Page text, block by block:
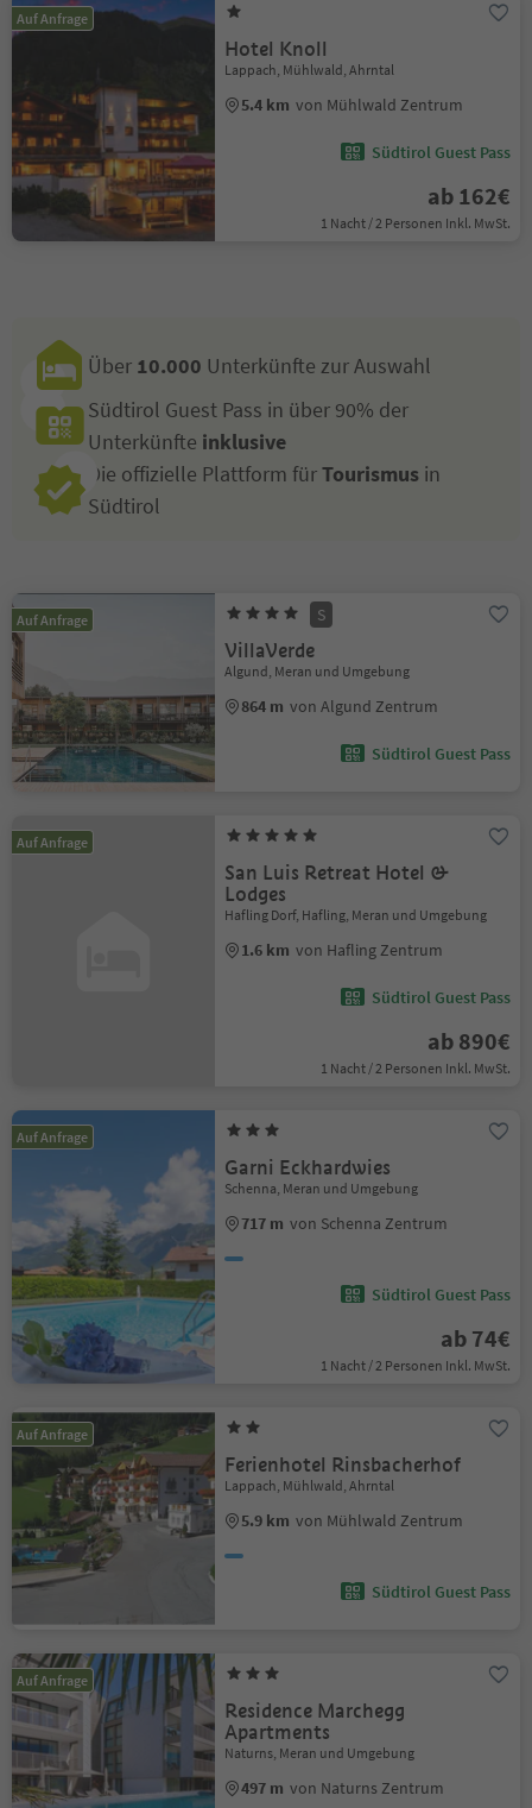
Auf Anfrage
Hotel Knoll
Lappach, Mühlwald, Ahrntal
5.4 km von Mühlwald Zentrum
Südtirol Guest Pass
ab 162€
1 Nacht / 2 Personen Inkl. MwSt.
Über 10.000 Unterkünfte zur Auswahl
Südtirol Guest Pass in über 90% der
Unterkünfte inklusive
Die offizielle Plattform fürTourismus in
Südtirol
Auf Anfrage S
VillaVerde
Algund, Meran und Umgebung
864 m von Algund Zentrum
Südtirol Guest Pass
Auf Anfrage
San Luis Retreat Hotel &
Lodges
Hafling Dorf, Hafling, Meran und Umgebung
1.6 km von Hafling Zentrum
Südtirol Guest Pass
ab 890€
1 Nacht / 2 Personen Inkl. MwSt.
Auf Anfrage
Garni Eckhardwies
Schenna, Meran und Umgebung
717 m von Schenna Zentrum
Südtirol Guest Pass
ab 74€
1 Nacht / 2 Personen Inkl. MwSt.
Auf Anfrage
Ferienhotel Rinsbacherhof
Lappach, Mühlwald, Ahrntal
5.9 km von Mühlwald Zentrum
Südtirol Guest Pass
Auf Anfrage
Residence Marchegg
Apartments
Naturns, Meran und Umgebung
497 m von Naturns Zentrum